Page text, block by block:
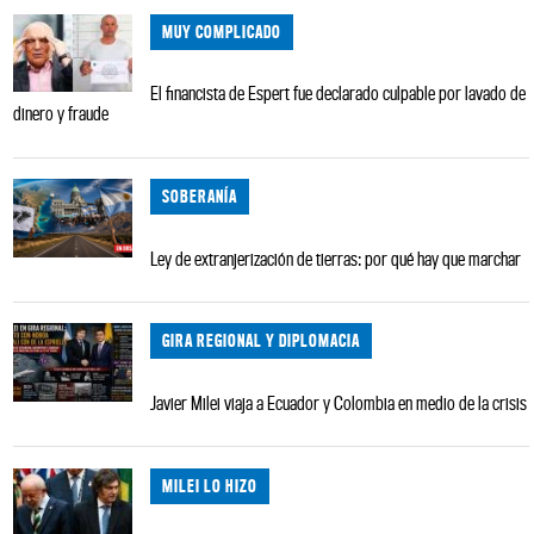
MUY COMPLICADO
El financista de Espert fue declarado culpable por lavado de
dinero y fraude
SOBERANÍA
Ley de extranjerización de tierras: por qué hay que marchar
GIRA REGIONAL Y DIPLOMACIA
Javier Milei viaja a Ecuador y Colombia en medio de la crisis
MILEI LO HIZO